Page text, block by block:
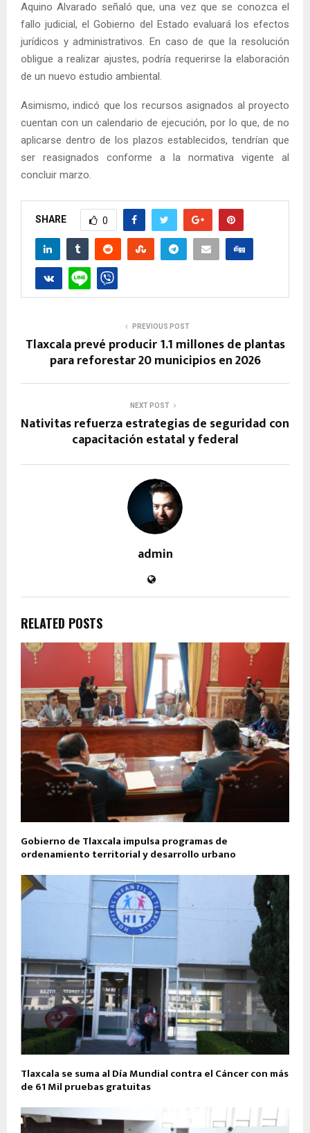
Aquino Alvarado señaló que, una vez que se conozca el
fallo judicial, el Gobierno del Estado evaluará los efectos
jurídicos y administrativos. En caso de que la resolución
obligue a realizar ajustes, podría requerirse la elaboración
de un nuevo estudio ambiental.
Asimismo, indicó que los recursos asignados al proyecto
cuentan con un calendario de ejecución, por lo que, de no
aplicarse dentro de los plazos establecidos, tendrían que
ser reasignados conforme a la normativa vigente al
concluir marzo.
SHARE 0
PREVIOUS POST
Tlaxcala prevé producir 1.1 millones de plantas
para reforestar 20 municipios en 2026
NEXT POST
Nativitas refuerza estrategias de seguridad con
capacitación estatal y federal
admin
RELATED POSTS
Gobierno de Tlaxcala impulsa programas de
ordenamiento territorial y desarrollo urbano
Tlaxcala se suma al Día Mundial contra el Cáncer con más
de 61 Mil pruebas gratuitas